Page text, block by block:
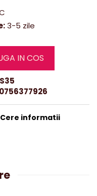
3-5 zile
IN COS
informatii